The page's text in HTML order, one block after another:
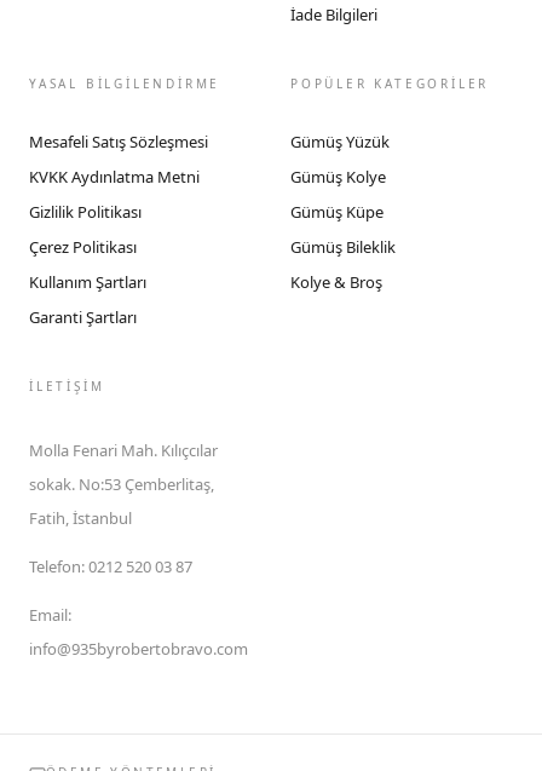
İade Bilgileri
YASAL BİLGİLENDİRME
Mesafeli Satış Sözleşmesi
KVKK Aydınlatma Metni
Gizlilik Politikası
Çerez Politikası
Kullanım Şartları
Garanti Şartları
POPÜLER KATEGORİLER
Gümüş Yüzük
Gümüş Kolye
Gümüş Küpe
Gümüş Bileklik
Kolye & Broş
İLETIŞIM
Molla Fenari Mah. Kılıçcılar
sokak. No:53 Çemberlitaş,
Fatih, İstanbul
Telefon:0212 520 03 87
Email:
info@935byrobertobravo.com